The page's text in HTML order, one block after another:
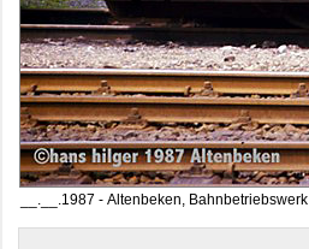
__.__.1987 - Altenbeken, Bahnbetriebswerk